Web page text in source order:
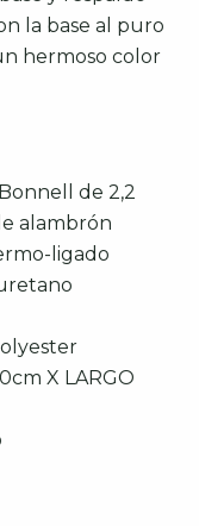
la base al puro
hermoso color
de 2,2
alambrón
ligado
X LARGO